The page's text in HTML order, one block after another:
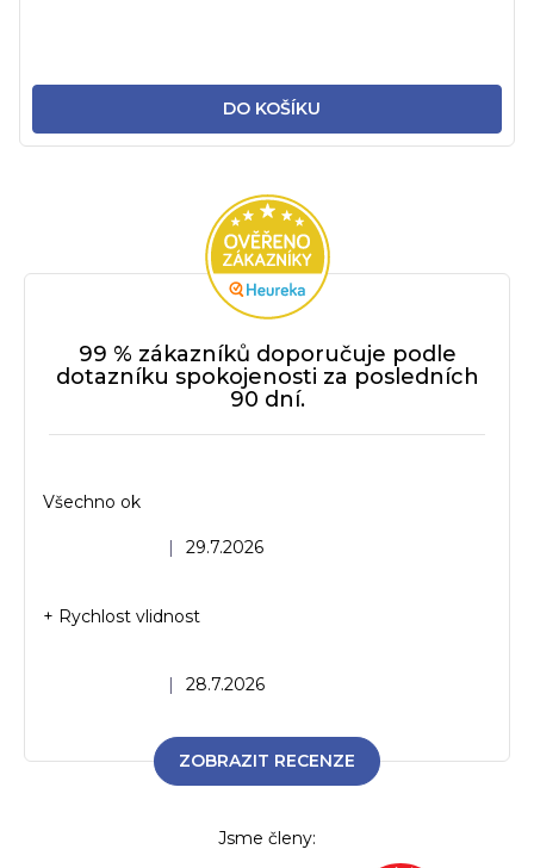
DO KOŠÍKU
99 % zákazníků doporučuje podle
dotazníku spokojenosti za posledních
90 dní.
Hodnocení obchodu je 5 z 5 hvězdiček.
| 29.7.2026
Všechno ok
Hodnocení obchodu je 5 z 5 hvězdiček.
| 28.7.2026
+ Rychlost vlidnost
ZOBRAZIT RECENZE
Jsme členy: